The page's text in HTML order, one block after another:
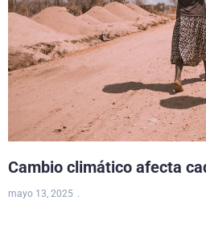
Cambio climático afecta
mayo 13, 2025